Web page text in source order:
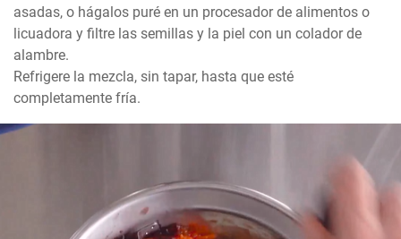
asadas, o hágalos puré en un procesador de alimentos o
licuadora y filtre las semillas y la piel con un colador de
alambre.
Refrigere la mezcla, sin tapar, hasta que esté
completamente fría.